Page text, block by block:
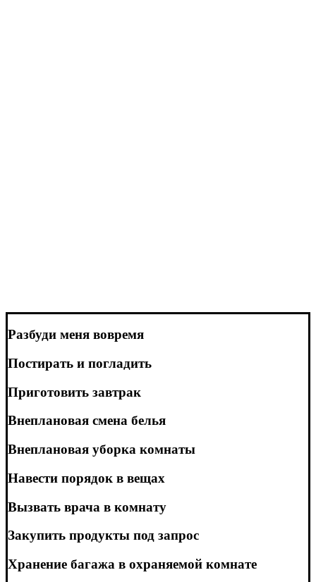
Разбуди меня вовремя
Постирать и погладить
Приготовить завтрак
Внеплановая смена белья
Внеплановая уборка комнаты
Навести порядок в вещах
Вызвать врача в комнату
Закупить продукты под запрос
Хранение багажа в охраняемой комнате